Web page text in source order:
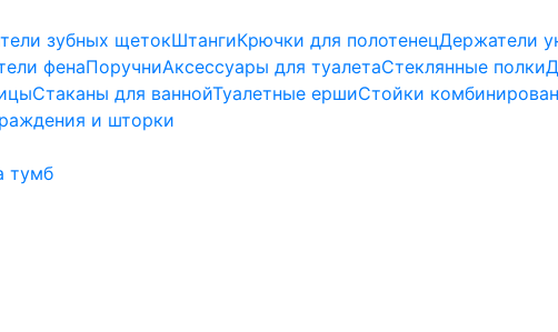
зубных щетокШтангиКрючки для полотенецДержатели
фенаПоручниАксессуары для туалетаСтеклянные полки
Стаканы для ваннойТуалетные ершиСтойки
и шторки
тумб